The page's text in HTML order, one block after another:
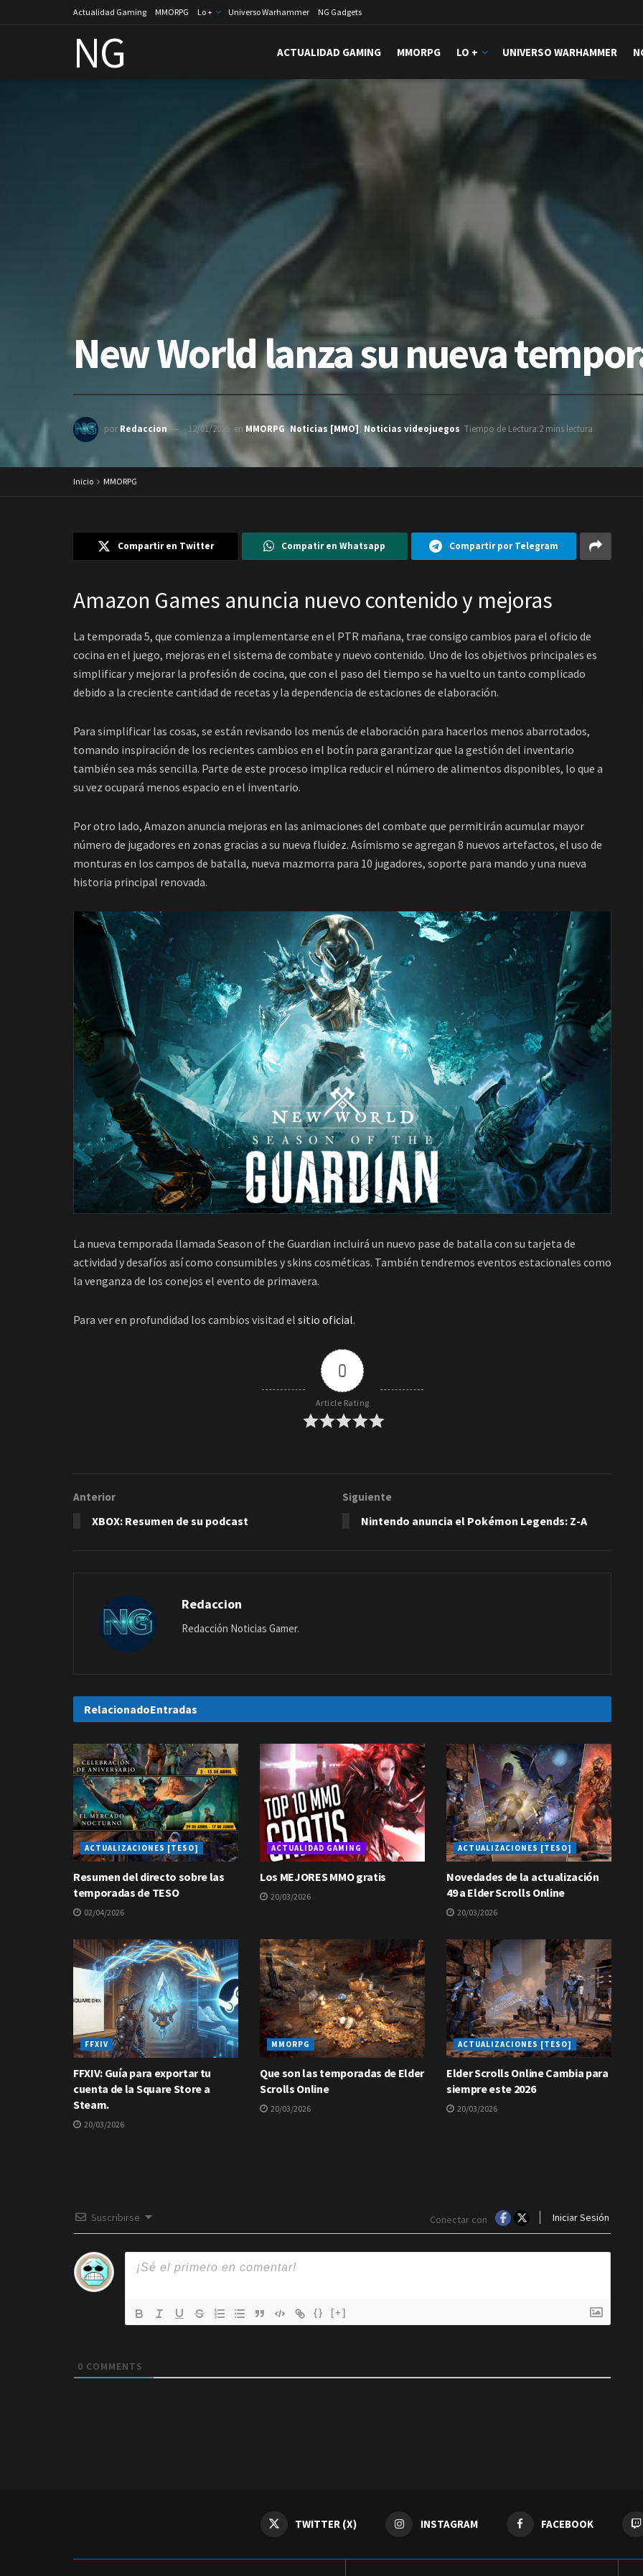
Actualidad Gaming MMORPG Lo + Universo Warhammer NG Gadgets
NG ACTUALIDAD GAMING MMORPG LO + UNIVERSO WARHAMMER
New World lanza su nueva
por Redaccion 12/01/2026 en MMORPG,Noticias [MMO], Noticias videojuegos Tiempo de Lectura:2 mins lectura
Inicio MMORPG
Compartir en Twitter Compatir en Whatsapp Compartir por Telegram
Amazon Games anuncia nuevo contenido y mejoras
La temporada 5, que comienza a implementarse en el PTR mañana, trae consigo cambios para el oficio de
cocina en el juego, mejoras en el sistema de combate y nuevo contenido. Uno de los objetivos principales es
simplificar y mejorar la profesión de cocina, que con el paso del tiempo se ha vuelto un tanto complicado
debido a la creciente cantidad de recetas y la dependencia de estaciones de elaboración.
Para simplificar las cosas, se están revisando los menús de elaboración para hacerlos menos abarrotados,
tomando inspiración de los recientes cambios en el botín para garantizar que la gestión del inventario
también sea más sencilla. Parte de este proceso implica reducir el número de alimentos disponibles, lo que a
su vez ocupará menos espacio en el inventario.
Por otro lado, Amazon anuncia mejoras en las animaciones del combate que permitirán acumular mayor
número de jugadores en zonas gracias a su nueva fluidez. Asímismo se agregan 8 nuevos artefactos, el uso de
monturas en los campos de batalla, nueva mazmorra para 10 jugadores, soporte para mando y una nueva
historia principal renovada.
La nueva temporada llamada Season of the Guardian incluirá un nuevo pase de batalla con su tarjeta de
actividad y desafíos así como consumibles y skins cosméticas. También tendremos eventos estacionales como
la venganza de los conejos el evento de primavera.
Para ver en profundidad los cambios visitad el sitio oficial.
0
Article Rating
Anterior
XBOX: Resumen de su podcast
Siguiente
Nintendo anuncia el Pokémon Legends: Z-A
Redaccion
Redacción Noticias Gamer.
RelacionadoEntradas
ACTUALIZACIONES [TESO]
Resumen del directo sobre las
temporadas de TESO
02/04/2026
ACTUALIDAD GAMING
Los MEJORES MMO gratis
20/03/2026
ACTUALIZACIONES [TESO]
Novedades de la actualización
49 a Elder Scrolls Online
20/03/2026
FFXIV
FFXIV: Guía para exportar tu
cuenta de la Square Store a
Steam.
20/03/2026
MMORPG
Que son las temporadas de Elder
Scrolls Online
20/03/2026
ACTUALIZACIONES [TESO]
Elder Scrolls Online Cambia para
siempre este 2026
20/03/2026
Suscribirse Conectar con Iniciar Sesión
{} [+]
0 COMMENTS
TWITTER (X) INSTAGRAM FACEBOOK